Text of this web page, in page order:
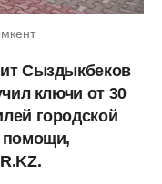
Сыздыкбеков
ключи от 30
городской
помощи,